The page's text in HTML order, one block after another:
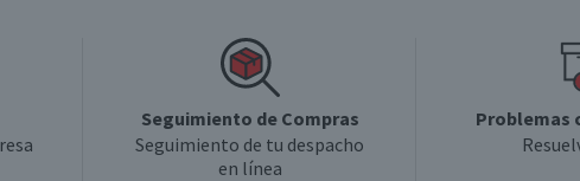
Seguimiento de Compras
Seguimiento de tu despacho
en línea
Problemas